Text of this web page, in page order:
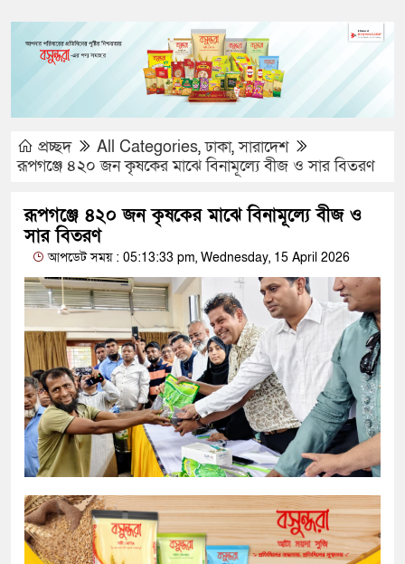
প্রচ্ছদ All Categories,ঢাকা,সারাদেশ
রূপগঞ্জে ৪২০ জন কৃষকের মাঝে বিনামূল্যে বীজ ও সার বিতরণ
রূপগঞ্জে ৪২০ জন কৃষকের মাঝে বিনামূল্যে বীজ ও
সার বিতরণ
আপডেট সময় : 05:13:33 pm, Wednesday, 15 April 2026